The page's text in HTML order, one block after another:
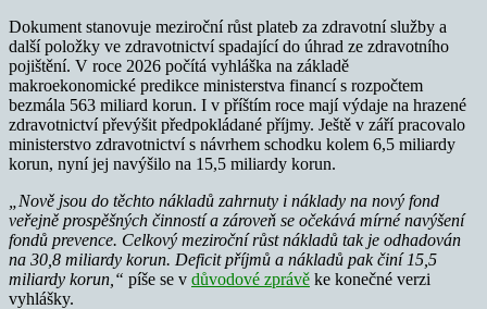
Dokument stanovuje meziroční růst plateb za zdravotní služby a
další položky ve zdravotnictví spadající do úhrad ze zdravotního
pojištění. V roce 2026 počítá vyhláška na základě
makroekonomické predikce ministerstva financí s rozpočtem
bezmála 563 miliard korun. I v příštím roce mají výdaje na hrazené
zdravotnictví převýšit předpokládané příjmy. Ještě v září pracovalo
ministerstvo zdravotnictví s návrhem schodku kolem 6,5 miliardy
korun, nyní jej navýšilo na 15,5 miliardy korun.
„Nově jsou do těchto nákladů zahrnuty i náklady na nový fond
veřejně prospěšných činností a zároveň se očekává mírné navýšení
fondů prevence. Celkový meziroční růst nákladů tak je odhadován
na 30,8 miliardy korun. Deficit příjmů a nákladů pak činí 15,5
miliardy korun,“ píše se v důvodové zprávě ke konečné verzi
vyhlášky.